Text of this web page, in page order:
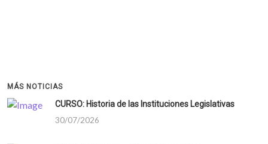
MÁS NOTICIAS
CURSO: Historia de las Instituciones Legislativas
30/07/2026